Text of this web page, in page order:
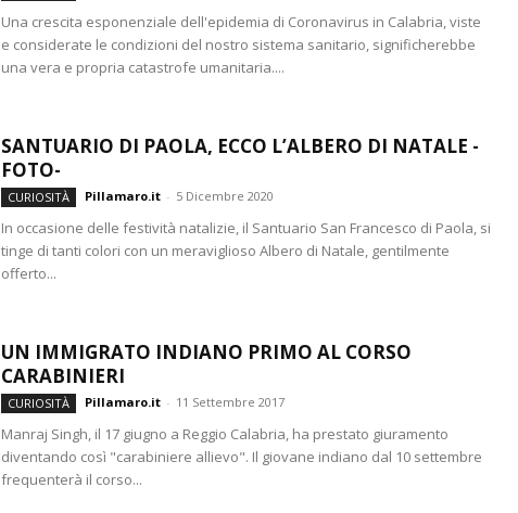
Una crescita esponenziale dell'epidemia di Coronavirus in Calabria, viste
e considerate le condizioni del nostro sistema sanitario, significherebbe
una vera e propria catastrofe umanitaria....
SANTUARIO DI PAOLA, ECCO L’ALBERO DI NATALE -
FOTO-
CURIOSITÀ Pillamaro.it - 5 Dicembre 2020
In occasione delle festività natalizie, il Santuario San Francesco di Paola, si
tinge di tanti colori con un meraviglioso Albero di Natale, gentilmente
offerto...
UN IMMIGRATO INDIANO PRIMO AL CORSO
CARABINIERI
CURIOSITÀ Pillamaro.it - 11 Settembre 2017
Manraj Singh, il 17 giugno a Reggio Calabria, ha prestato giuramento
diventando così "carabiniere allievo". Il giovane indiano dal 10 settembre
frequenterà il corso...